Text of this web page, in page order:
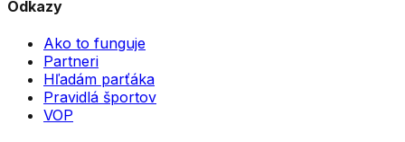
Odkazy
Ako to funguje
Partneri
Hľadám parťáka
Pravidlá športov
VOP